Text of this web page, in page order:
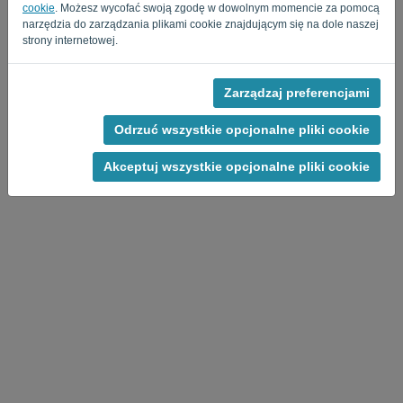
cookie . Możesz wycofać swoją zgodę w dowolnym momencie za pomocą
narzędzia do zarządzania plikami cookie znajdującym się na dole naszej
strony internetowej.
Zarządzaj preferencjami
Odrzuć wszystkie opcjonalne pliki cookie
Akceptuj wszystkie opcjonalne pliki cookie
Privacy Policy -Terms of Service